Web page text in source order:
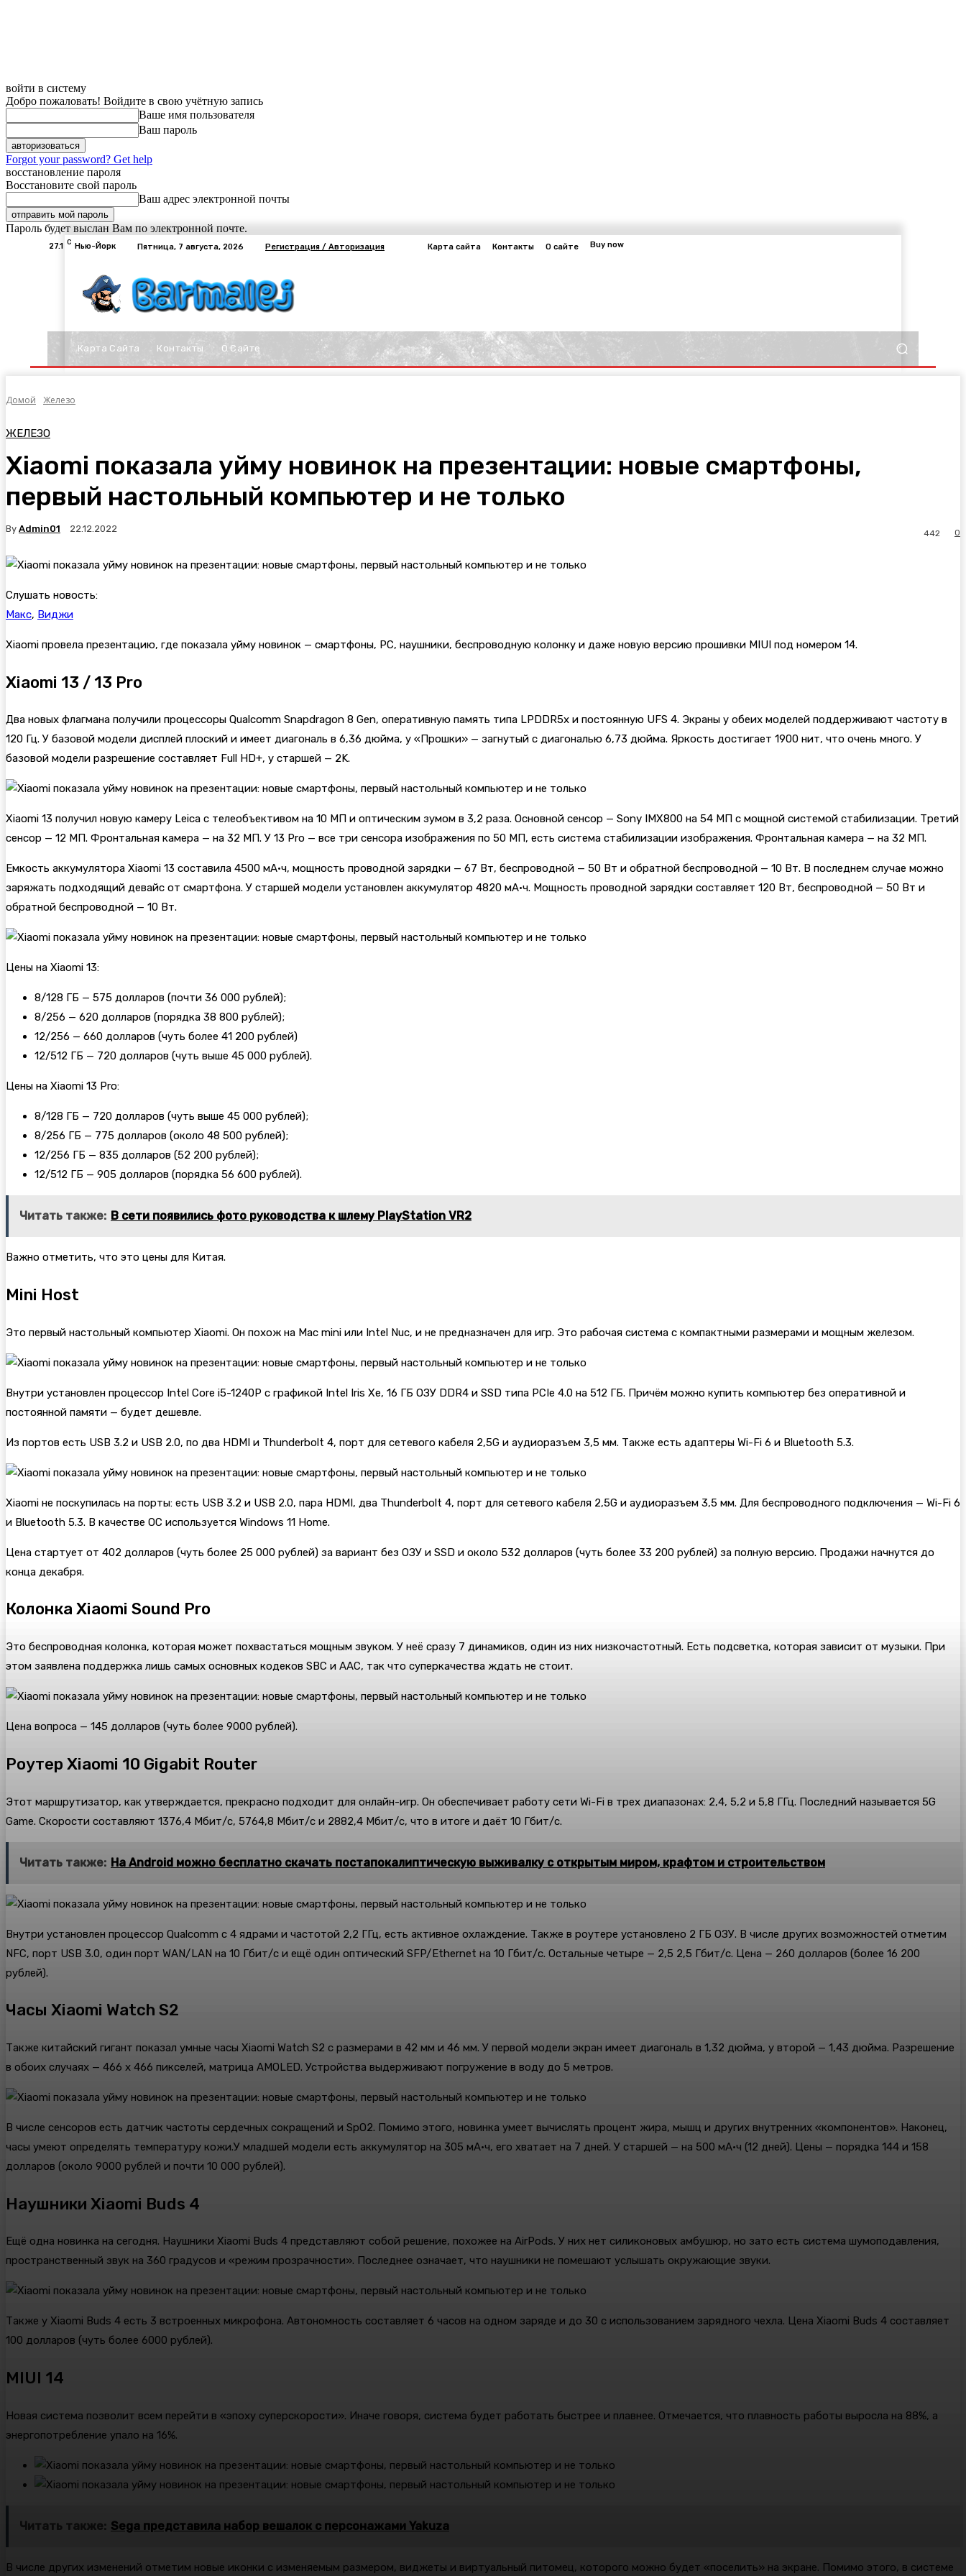
войти в систему
Добро пожаловать! Войдите в свою учётную запись
Ваше имя пользователя
Ваш пароль
Forgot your password? Get help
восстановление пароля
Восстановите свой пароль
Ваш адрес электронной почты
Пароль будет выслан Вам по электронной почте.
27.1 C Нью-Йорк Пятница, 7 августа, 2026 Регистрация / Авторизация Карта сайта Контакты О сайте Buy now
Карта Сайта Контакты О Сайте
Домой Железо
ЖЕЛЕЗО
Xiaomi показала уйму новинок на презентации: новые смартфоны,
первый настольный компьютер и не только
By Admin01 22.12.2022 0
442
Слушать новость:
Макс, Виджи
Xiaomi провела презентацию, где показала уйму новинок — смартфоны, PC, наушники, беспроводную колонку и даже новую версию прошивки MIUI под номером 14.
Xiaomi 13 / 13 Pro
Два новых флагмана получили процессоры Qualcomm Snapdragon 8 Gen, оперативную память типа LPDDR5x и постоянную UFS 4. Экраны у обеих моделей поддерживают частоту в
120 Гц. У базовой модели дисплей плоский и имеет диагональ в 6,36 дюйма, у «Прошки» — загнутый с диагональю 6,73 дюйма. Яркость достигает 1900 нит, что очень много. У
базовой модели разрешение составляет Full HD+, у старшей — 2K.
Xiaomi 13 получил новую камеру Leica с телеобъективом на 10 МП и оптическим зумом в 3,2 раза. Основной сенсор — Sony IMX800 на 54 МП с мощной системой стабилизации. Третий
сенсор — 12 МП. Фронтальная камера — на 32 МП. У 13 Pro — все три сенсора изображения по 50 МП, есть система стабилизации изображения. Фронтальная камера — на 32 МП.
Емкость аккумулятора Xiaomi 13 составила 4500 мА·ч, мощность проводной зарядки — 67 Вт, беспроводной — 50 Вт и обратной беспроводной — 10 Вт. В последнем случае можно
заряжать подходящий девайс от смартфона. У старшей модели установлен аккумулятор 4820 мА·ч. Мощность проводной зарядки составляет 120 Вт, беспроводной — 50 Вт и
обратной беспроводной — 10 Вт.
Цены на Xiaomi 13:
8/128 ГБ — 575 долларов (почти 36 000 рублей);
8/256 — 620 долларов (порядка 38 800 рублей);
12/256 — 660 долларов (чуть более 41 200 рублей)
12/512 ГБ — 720 долларов (чуть выше 45 000 рублей).
Цены на Xiaomi 13 Pro:
8/128 ГБ — 720 долларов (чуть выше 45 000 рублей);
8/256 ГБ — 775 долларов (около 48 500 рублей);
12/256 ГБ — 835 долларов (52 200 рублей);
12/512 ГБ — 905 долларов (порядка 56 600 рублей).
Читать также: В сети появились фото руководства к шлему PlayStation VR2
Важно отметить, что это цены для Китая.
Mini Host
Это первый настольный компьютер Xiaomi. Он похож на Mac mini или Intel Nuc, и не предназначен для игр. Это рабочая система с компактными размерами и мощным железом.
Внутри установлен процессор Intel Core i5-1240P с графикой Intel Iris Xe, 16 ГБ ОЗУ DDR4 и SSD типа PCIe 4.0 на 512 ГБ. Причём можно купить компьютер без оперативной и
постоянной памяти — будет дешевле.
Из портов есть USB 3.2 и USB 2.0, по два HDMI и Thunderbolt 4, порт для сетевого кабеля 2,5G и аудиоразъем 3,5 мм. Также есть адаптеры Wi-Fi 6 и Bluetooth 5.3.
Xiaomi не поскупилась на порты: есть USB 3.2 и USB 2.0, пара HDMI, два Thunderbolt 4, порт для сетевого кабеля 2,5G и аудиоразъем 3,5 мм. Для беспроводного подключения — Wi-Fi 6
и Bluetooth 5.3. В качестве ОС используется Windows 11 Home.
Цена стартует от 402 долларов (чуть более 25 000 рублей) за вариант без ОЗУ и SSD и около 532 долларов (чуть более 33 200 рублей) за полную версию. Продажи начнутся до
конца декабря.
Колонка Xiaomi Sound Pro
Это беспроводная колонка, которая может похвастаться мощным звуком. У неё сразу 7 динамиков, один из них низкочастотный. Есть подсветка, которая зависит от музыки. При
этом заявлена поддержка лишь самых основных кодеков SBC и AAC, так что суперкачества ждать не стоит.
Цена вопроса — 145 долларов (чуть более 9000 рублей).
Роутер Xiaomi 10 Gigabit Router
Этот маршрутизатор, как утверждается, прекрасно подходит для онлайн-игр. Он обеспечивает работу сети Wi-Fi в трех диапазонах: 2,4, 5,2 и 5,8 ГГц. Последний называется 5G
Game. Скорости составляют 1376,4 Мбит/с, 5764,8 Мбит/с и 2882,4 Мбит/с, что в итоге и даёт 10 Гбит/с.
Читать также: На Android можно бесплатно скачать постапокалиптическую выживалку с открытым миром, крафтом и строительством
Внутри установлен процессор Qualcomm с 4 ядрами и частотой 2,2 ГГц, есть активное охлаждение. Также в роутере установлено 2 ГБ ОЗУ. В числе других возможностей отметим
NFC, порт USB 3.0, один порт WAN/LAN на 10 Гбит/с и ещё один оптический SFP/Ethernet на 10 Гбит/с. Остальные четыре — 2,5 2,5 Гбит/с. Цена — 260 долларов (более 16 200
рублей).
Часы Xiaomi Watch S2
Также китайский гигант показал умные часы Xiaomi Watch S2 с размерами в 42 мм и 46 мм. У первой модели экран имеет диагональ в 1,32 дюйма, у второй — 1,43 дюйма. Разрешение
в обоих случаях — 466 x 466 пикселей, матрица AMOLED. Устройства выдерживают погружение в воду до 5 метров.
В числе сенсоров есть датчик частоты сердечных сокращений и SpO2. Помимо этого, новинка умеет вычислять процент жира, мышц и других внутренних «компонентов». Наконец,
часы умеют определять температуру кожи.У младшей модели есть аккумулятор на 305 мА·ч, его хватает на 7 дней. У старшей — на 500 мА·ч (12 дней). Цены — порядка 144 и 158
долларов (около 9000 рублей и почти 10 000 рублей).
Наушники Xiaomi Buds 4
Ещё одна новинка на сегодня. Наушники Xiaomi Buds 4 представляют собой решение, похожее на AirPods. У них нет силиконовых амбушюр, но зато есть система шумоподавления,
пространственный звук на 360 градусов и «режим прозрачности». Последнее означает, что наушники не помешают услышать окружающие звуки.
Также у Xiaomi Buds 4 есть 3 встроенных микрофона. Автономность составляет 6 часов на одном заряде и до 30 с использованием зарядного чехла. Цена Xiaomi Buds 4 составляет
100 долларов (чуть более 6000 рублей).
MIUI 14
Новая система позволит всем перейти в «эпоху суперскорости». Иначе говоря, система будет работать быстрее и плавнее. Отмечается, что плавность работы выросла на 88%, а
энергопотребление упало на 16%.
Читать также: Sega представила набор вешалок с персонажами Yakuza
В числе других изменений отметим новые иконки с изменяемым размером, виджеты и виртуальный питомец, которого можно будет «поселить» на экране. Помимо этого, в системе